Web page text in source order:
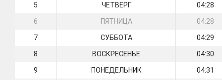
5 ЧЕТВЕРГ 04:28
6 ПЯТНИЦА 04:28
7 СУББОТА 04:29
8 ВОСКРЕСЕНЬЕ 04:30
9 ПОНЕДЕЛЬНИК 04:31